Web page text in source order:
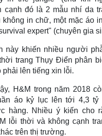
cạnh đó là 2 mẫu nhí da
không in chữ, một mặc áo
expert" (chuyên gia
này khiến nhiều người
trang Thụy Điển phân
phải lên tiếng xin lỗi.
H&M trong năm 2018
áo kỷ lục lên tới 4,3 tỷ
hàng. Nhiều ý kiến cho
lỗi thời và không cạnh
trên thị trường.